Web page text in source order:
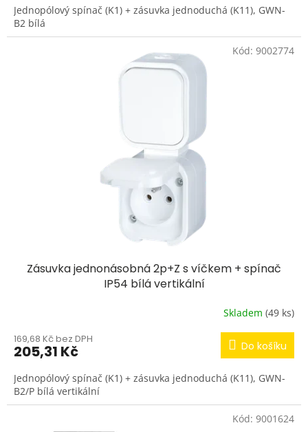
Jednopólový spínač (K1) + zásuvka jednoduchá (K11), GWN-
B2 bílá
Zásuvka jednonásobná 2p+Z s víčkem + spínač
IP54 bílá vertikální
Skladem (49 ks)
169,68 Kč bez DPH
205,31 Kč Do košíku
Jednopólový spínač (K1) + zásuvka jednoduchá (K11), GWN-
B2/P bílá vertikální
Kód: 9002774
Kód: 9001624